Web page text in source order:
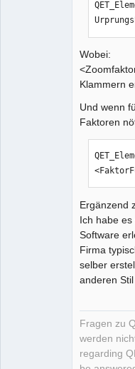
Wobei:
Klammern
Und wenn
Faktoren
Ergänzend
Ich habe
Software
Firma
selber
anderen
Fragen zu
werden
regarding